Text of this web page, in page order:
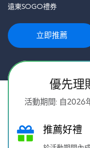
遠東SOGO禮券
立即推薦
優先理
活動期間: 自2026
推薦好禮